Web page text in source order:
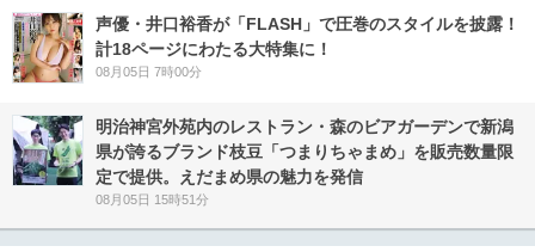
声優・井口裕香が「FLASH」で圧巻のスタイルを披露！
計18ページにわたる大特集に！
08月05日 7時00分
明治神宮外苑内のレストラン・森のビアガーデンで新潟
県が誇るブランド枝豆「つまりちゃまめ」を販売数量限
定で提供。えだまめ県の魅力を発信
08月05日 15時51分